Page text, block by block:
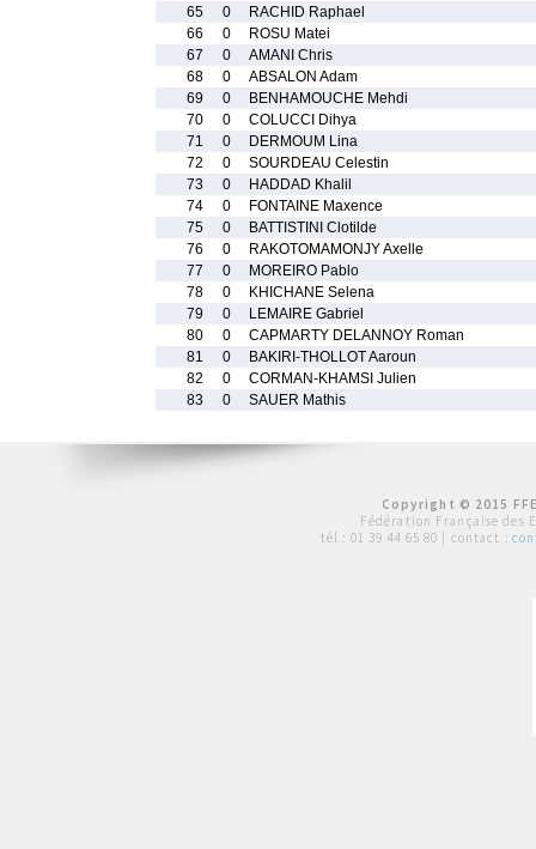
65
0
RACHID Raphael
66
0
ROSU Matei
67
0
AMANI Chris
68
0
ABSALON Adam
69
0
BENHAMOUCHE Mehdi
70
0
COLUCCI Dihya
71
0
DERMOUM Lina
72
0
SOURDEAU Celestin
73
0
HADDAD Khalil
74
0
FONTAINE Maxence
75
0
BATTISTINI Clotilde
76
0
RAKOTOMAMONJY Axelle
77
0
MOREIRO Pablo
78
0
KHICHANE Selena
79
0
LEMAIRE Gabriel
80
0
CAPMARTY DELANNOY Roman
81
0
BAKIRI-THOLLOT Aaroun
82
0
CORMAN-KHAMSI Julien
83
0 SAUER Mathis
Copyright © 2015
Fédération Française des
tél : 01 39 44 65 80 | contact :